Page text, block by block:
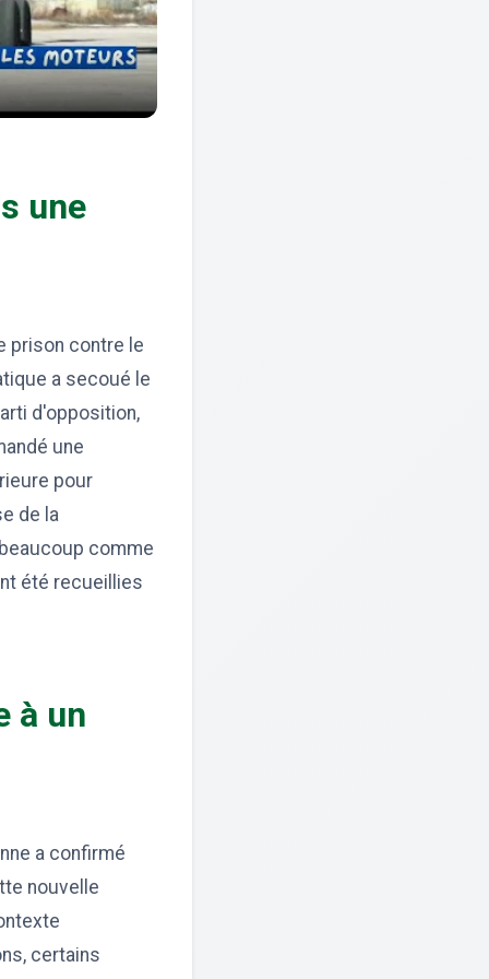
une
prison contre le
a secoué le
d'opposition,
une
pour
de la
comme
été recueillies
à un
a confirmé
nouvelle
certains